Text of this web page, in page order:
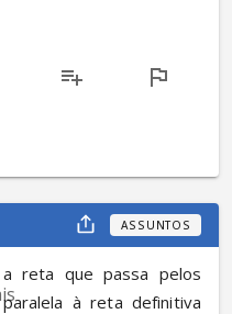
ASSUNTOS
reta que passa pelos
à reta definitiva